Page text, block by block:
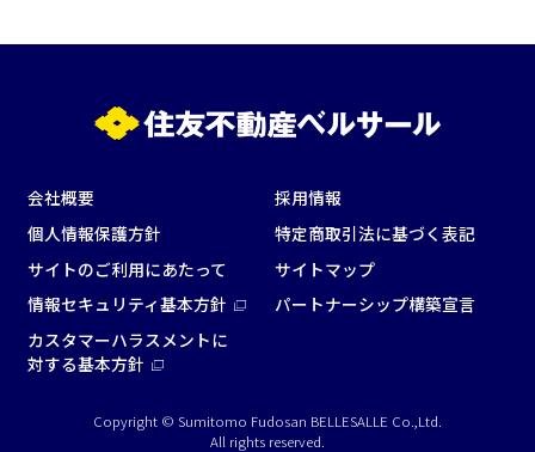
会社概要
採用情報
個人情報保護方針
特定商取引法に基づく表記
サイトのご利用にあたって
サイトマップ
情報セキュリティ基本方針
パートナーシップ構築宣言
カスタマーハラスメントに
対する基本方針
Copyright © Sumitomo Fudosan BELLESALLE Co.,Ltd.
All rights reserved.
パーティ・懇親会
株主総会・IR
e-sports大会
プレス発表
この条件で検索